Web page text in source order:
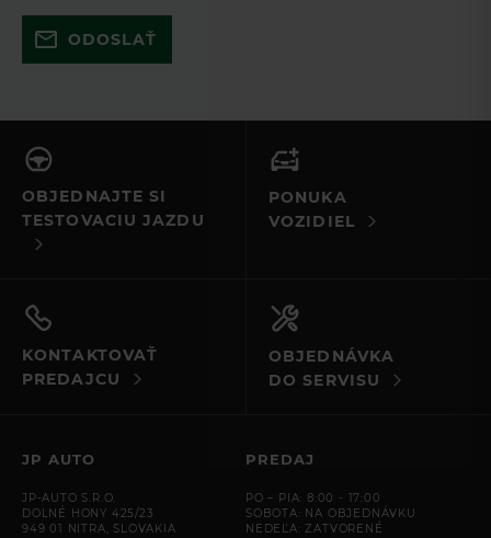
vyplnili všetky povinné polia. Ak to
ODOSLAŤ
OBJEDNAJTE SI
TESTOVACIU JAZDU
PONUKA
VOZIDIEL
KONTAKTOVAŤ
PREDAJCU
OBJEDNÁVKA
DO SERVISU
JP AUTO
JP-AUTO S.R.O.
DOLNÉ HONY 425/23
949 01 NITRA, SLOVAKIA
PREDAJ
PO – PIA: 8:00 - 17:00
SOBOTA: NA OBJEDNÁVKU
NEDEĽA: ZATVORENÉ